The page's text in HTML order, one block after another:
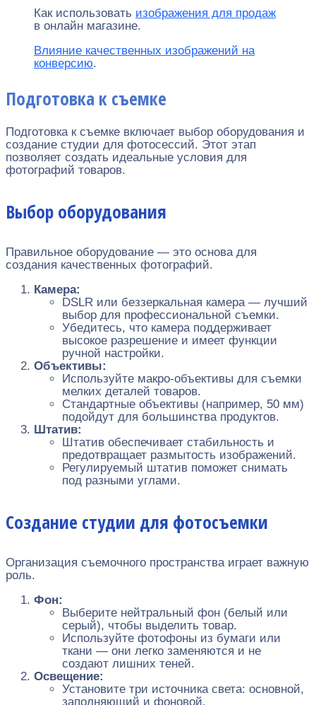
Как использовать изображения для продаж
в онлайн магазине.
Влияние качественных изображений на
конверсию.
Подготовка к съемке
Подготовка к съемке включает выбор оборудования и
создание студии для фотосессий. Этот этап
позволяет создать идеальные условия для
фотографий товаров.
Выбор оборудования
Правильное оборудование — это основа для
создания качественных фотографий.
Камера:
DSLR или беззеркальная камера — лучший
выбор для профессиональной съемки.
Убедитесь, что камера поддерживает
высокое разрешение и имеет функции
ручной настройки.
Объективы:
Используйте макро-объективы для съемки
мелких деталей товаров.
Стандартные объективы (например, 50 мм)
подойдут для большинства продуктов.
Штатив:
Штатив обеспечивает стабильность и
предотвращает размытость изображений.
Регулируемый штатив поможет снимать
под разными углами.
Создание студии для фотосъемки
Организация съемочного пространства играет важную
роль.
Фон:
Выберите нейтральный фон (белый или
серый), чтобы выделить товар.
Используйте фотофоны из бумаги или
ткани — они легко заменяются и не
создают лишних теней.
Освещение:
Установите три источника света: основной,
заполняющий и фоновой.